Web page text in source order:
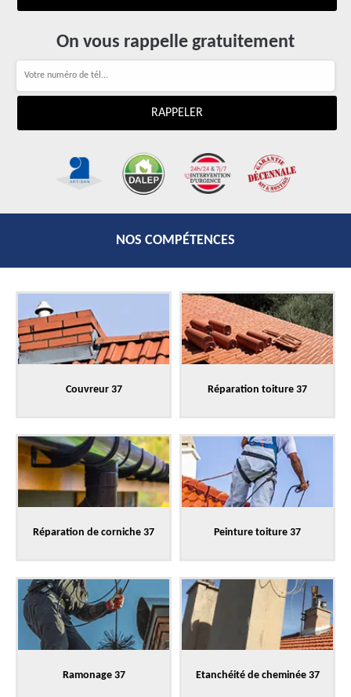
On vous rappelle gratuitement
NOS COMPÉTENCES
Couvreur 37 Réparation toiture 37
Réparation de corniche 37 Peinture toiture 37
Ramonage 37 Etanchéité de cheminée 37